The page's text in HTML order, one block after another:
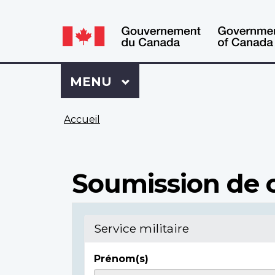
Language
switcher
Language
switcher
Se
connecter
à
Dossier
Menu
MENU PRINCIPAL
Accueil
Soumission de
Service militaire
Prénom(s)